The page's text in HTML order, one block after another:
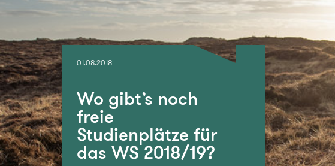
01.08.2018
Wo gibt’s noch
freie
Studienplätze für
das WS 2018/19?